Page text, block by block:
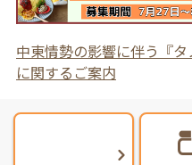
中東情勢の影響に伴う『
に関するご案内